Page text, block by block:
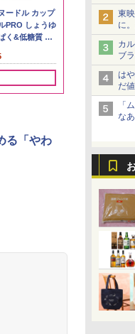
シ
東
に
カ
ブ
当
は
だ
ね
「
な
ベイ【精米】
にじのきらめ
和7年産
by Amazon 新潟
新潟のお米 無洗
ー シングルモ
スキー 白州
the Distillery
甲州韮崎 オリジ
レンド ウイスキ
ットル 日本 大容
4000ml 4L
ードル カップ
PRO しょうゆ
く&低糖質 さ
カップヌードル
ラー 日清食品 カ
78g×20個
ラック 30L 2
パナソニック オ
レンジ スチーム
ロ 最高峰モデル
段 おまかせグリル
細・64眼スピー
サー 時短料理 ス
携 ブラック NE-
￥116,700
る「やわ